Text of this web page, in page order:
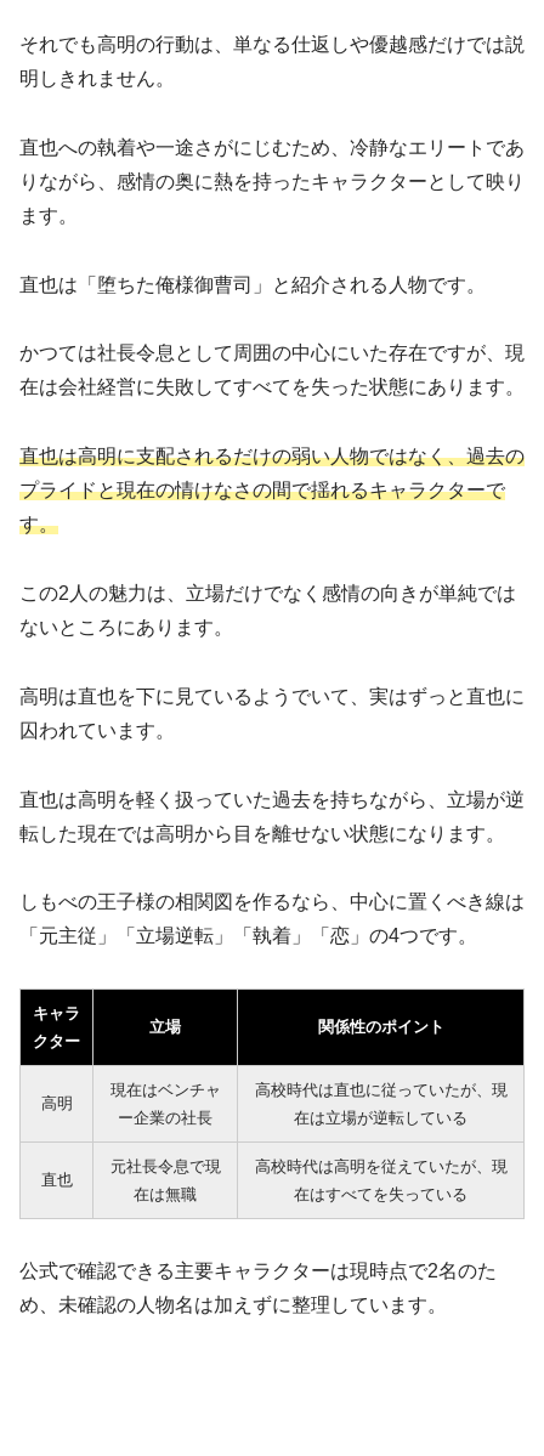
それでも高明の行動は、単なる仕返しや優越感だけでは説
明しきれません。
直也への執着や一途さがにじむため、冷静なエリートであ
りながら、感情の奥に熱を持ったキャラクターとして映り
ます。
直也は「堕ちた俺様御曹司」と紹介される人物です。
かつては社長令息として周囲の中心にいた存在ですが、現
在は会社経営に失敗してすべてを失った状態にあります。
直也は高明に支配されるだけの弱い人物ではなく、過去の
プライドと現在の情けなさの間で揺れるキャラクターで
す。
この2人の魅力は、立場だけでなく感情の向きが単純では
ないところにあります。
高明は直也を下に見ているようでいて、実はずっと直也に
囚われています。
直也は高明を軽く扱っていた過去を持ちながら、立場が逆
転した現在では高明から目を離せない状態になります。
しもべの王子様の相関図を作るなら、中心に置くべき線は
「元主従」「立場逆転」「執着」「恋」の4つです。
キャラ
クター
立場 関係性のポイント
高明
現在はベンチャ
ー企業の社長
高校時代は直也に従っていたが、現
在は立場が逆転している
直也
元社長令息で現
在は無職
高校時代は高明を従えていたが、現
在はすべてを失っている
公式で確認できる主要キャラクターは現時点で2名のた
め、未確認の人物名は加えずに整理しています。